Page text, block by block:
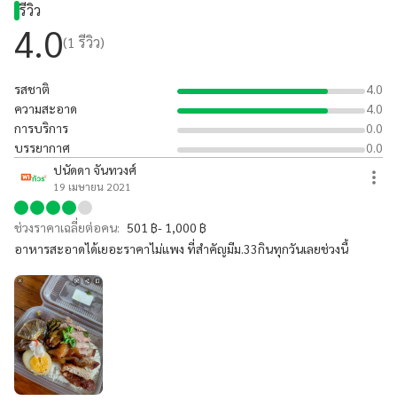
รีวิว
4.0(1 รีวิว)
รสชาติ
4.0
ความสะอาด
4.0
การบริการ
0.0
บรรยากาศ
0.0
ปนัดดา จันทวงศ์
19 เมษายน 2021
ช่วงราคาเฉลี่ยต่อคน: 501 ฿- 1,000 ฿
อาหารสะอาดได้เยอะราคาไม่แพง ที่สำคัญมีม.33กินทุกวันเลยช่วงนี้